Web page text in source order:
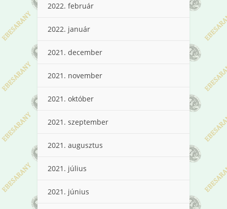
2022. február
2022. január
2021. december
2021. november
2021. október
2021. szeptember
2021. augusztus
2021. július
2021. június